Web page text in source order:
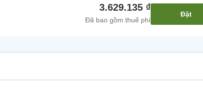
3.629.135 ₫
Đã bao gồm thuế phí
Đặt